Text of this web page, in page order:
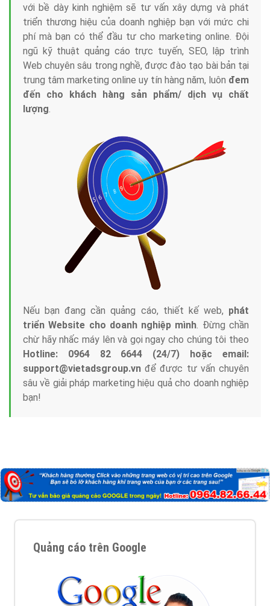
với bề dày kinh nghiệm sẽ tư vấn xây dựng và phát
triển thương hiệu của doanh nghiệp bạn với mức chi
phí mà bạn có thể đầu tư cho marketing online. Đội
ngũ kỹ thuật quảng cáo trực tuyến, SEO, lập trình
Web chuyên sâu trong nghề, được đào tạo bài bản tại
trung tâm marketing online uy tín hàng năm, luôn đem
đến cho khách hàng sản phẩm/ dịch vụ chất
lượng.
Nếu bạn đang cần quảng cáo, thiết kế web, phát
triển Website cho doanh nghiệp mình. Đừng chần
chừ hãy nhấc máy lên và gọi ngay cho chúng tôi theo
Hotline: 0964 82 6644 (24/7) hoặc email:
support@vietadsgroup.vn để được tư vấn chuyên
sâu về giải pháp marketing hiệu quả cho doanh nghiệp
bạn!
Quảng cáo trên Google